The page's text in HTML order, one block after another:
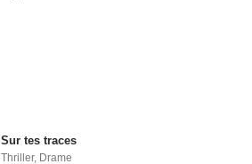
Sur tes traces
Thriller, Drame